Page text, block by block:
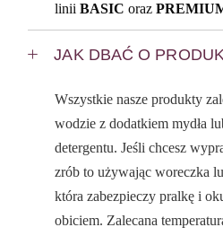
liniiBASIC oraz
JAK DBAĆ O
Wszystkie nasze produkty
wodzie z dodatkiem mydła
detergentu. Jeśli chcesz
zrób to używając woreczka
która zabezpieczy pralkę i
obiciem. Zalecana